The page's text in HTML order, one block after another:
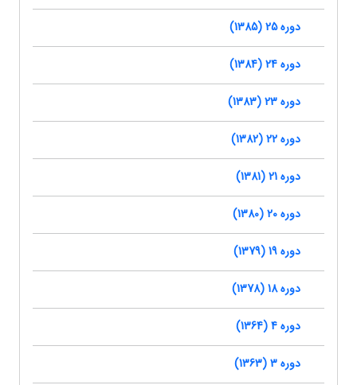
دوره 25 (1385)
دوره 24 (1384)
دوره 23 (1383)
دوره 22 (1382)
دوره 21 (1381)
دوره 20 (1380)
دوره 19 (1379)
دوره 18 (1378)
دوره 4 (1364)
دوره 3 (1363)